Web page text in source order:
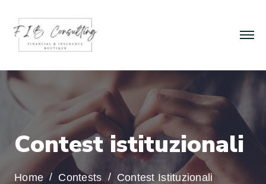
Contest istituzionali
Home Contests Contest Istituzionali